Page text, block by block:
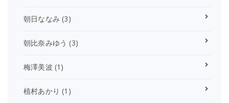
朝日ななみ (3)
朝比奈みゆう (3)
梅澤美波 (1)
植村あかり (1)